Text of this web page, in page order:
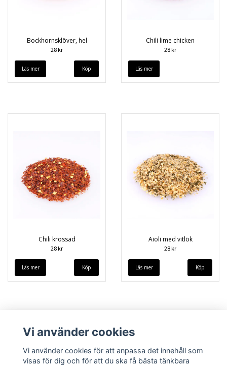
Bockhornsklöver, hel
28 kr
Läs mer
Chili lime chicken
28 kr
Läs mer
Chili krossad
28 kr
Läs mer
Aioli med vitlök
28 kr
Läs mer
Vi använder cookies
Vi använder cookies för att anpassa det innehåll som
visas för dig och för att du ska få bästa tänkbara